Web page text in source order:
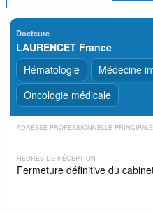
Docteure
LAURENCET France
Hématologie
Médecine
Oncologie médicale
ADRESSE PROFESSIONNELLE PRINCIPALE
HEURES DE RÉCEPTION
Fermeture définitive du